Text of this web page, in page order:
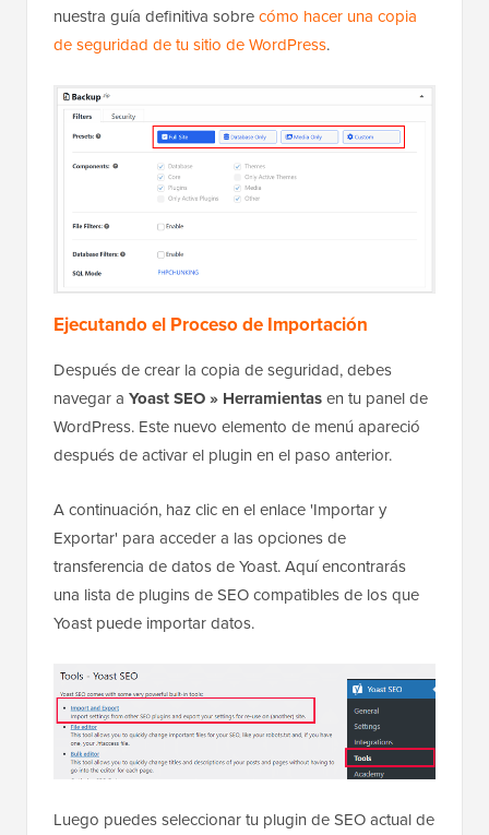
nuestra guía definitiva sobrecómo hacer una copia
de seguridad de tu sitio de WordPress.
Ejecutando el Proceso de Importación
Después de crear la copia de seguridad, debes
navegar a Yoast SEO » Herramientasen tu panel de
WordPress. Este nuevo elemento de menú apareció
después de activar el plugin en el paso anterior.
A continuación, haz clic en el enlace 'Importar y
Exportar' para acceder a las opciones de
transferencia de datos de Yoast. Aquí encontrarás
una lista de plugins de SEO compatibles de los que
Yoast puede importar datos.
Luego puedes seleccionar tu plugin de SEO actual de